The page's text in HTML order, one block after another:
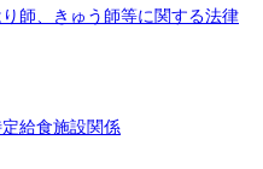
師、きゅう師等に関する法律
給食施設関係